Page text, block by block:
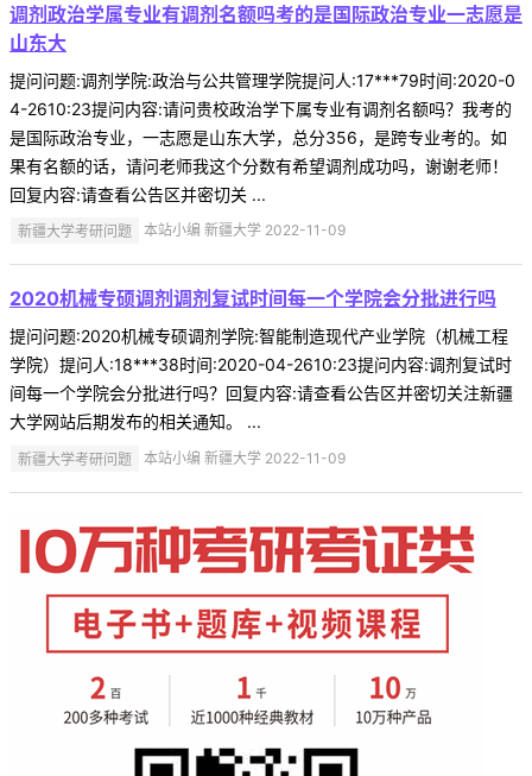
调剂政治学属专业有调剂名额吗考的是国际政治专业一志愿是
山东大
提问问题:调剂学院:政治与公共管理学院提问人:17***79时间:2020-0
4-2610:23提问内容:请问贵校政治学下属专业有调剂名额吗？我考的
是国际政治专业，一志愿是山东大学，总分356，是跨专业考的。如
果有名额的话，请问老师我这个分数有希望调剂成功吗，谢谢老师！
回复内容:请查看公告区并密切关 ...
新疆大学考研问题 本站小编 新疆大学 2022-11-09
2020机械专硕调剂调剂复试时间每一个学院会分批进行吗
提问问题:2020机械专硕调剂学院:智能制造现代产业学院（机械工程
学院）提问人:18***38时间:2020-04-2610:23提问内容:调剂复试时
间每一个学院会分批进行吗？回复内容:请查看公告区并密切关注新疆
大学网站后期发布的相关通知。 ...
新疆大学考研问题 本站小编 新疆大学 2022-11-09